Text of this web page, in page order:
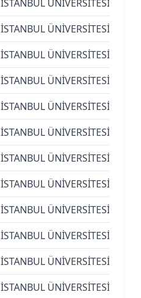
İSTANBUL ÜNİVERSİTESİ
İSTANBUL ÜNİVERSİTESİ
İSTANBUL ÜNİVERSİTESİ
İSTANBUL ÜNİVERSİTESİ
İSTANBUL ÜNİVERSİTESİ
İSTANBUL ÜNİVERSİTESİ
İSTANBUL ÜNİVERSİTESİ
İSTANBUL ÜNİVERSİTESİ
İSTANBUL ÜNİVERSİTESİ
İSTANBUL ÜNİVERSİTESİ
İSTANBUL ÜNİVERSİTESİ
İSTANBUL ÜNİVERSİTESİ